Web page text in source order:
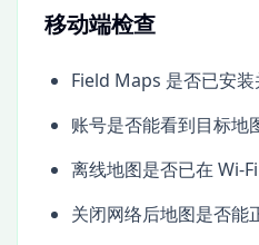
移动端检查
Field Maps 是否已安装
账号是否能看到目标地
离线地图是否已在 Wi-Fi
关闭网络后地图是否能